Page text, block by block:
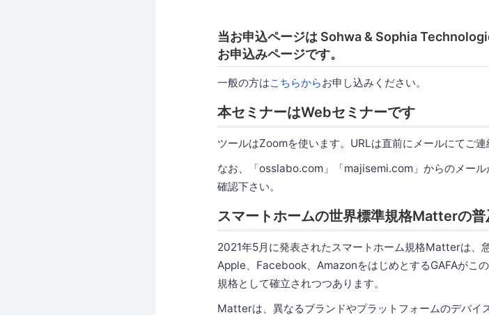
当お申込ページは Sohwa & Sophia
お申込みページです。
一般の方はこちらからお申し込みください。
本セミナーはWebセミナーです
ツールはZoomを使います。URLは直前にメールにてご連
なお、「osslabo.com」「majisemi.com」からのメー
確認下さい。
スマートホームの世界標準規格Matterの普
2021年5月に発表されたスマートホーム規格Matterは、
Apple、Facebook、AmazonをはじめとするGAFAがこ
規格として確立されつつあります。
Matterは、異なるブランドやプラットフォームのデバイ